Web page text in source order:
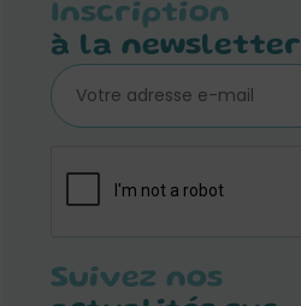
Inscription
à la newsletter
Suivez nos